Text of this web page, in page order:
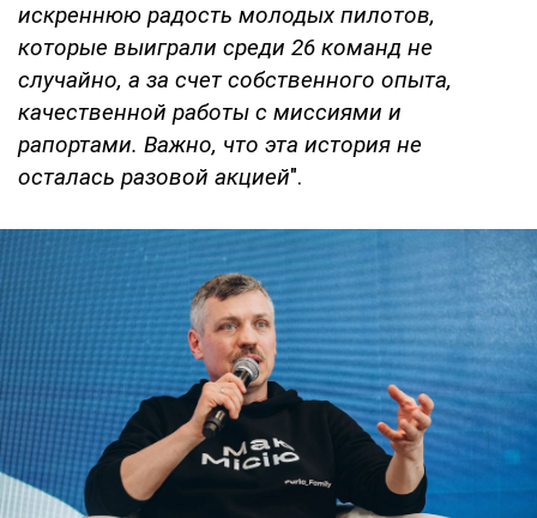
искреннюю радость молодых пилотов,
которые выиграли среди 26 команд не
случайно, а за счет собственного опыта,
качественной работы с миссиями и
рапортами. Важно, что эта история не
осталась разовой акцией".